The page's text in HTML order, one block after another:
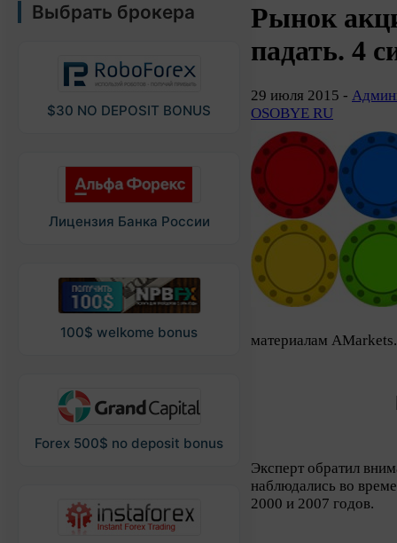
Выбрать брокера
$30 NO DEPOSIT BONUS
Лицензия Банка России
100$ welkome bonus
Forex 500$ no deposit bonus
Рынок
падать. 4
29 июля 2015 -
OSOBYE RU
материалам AMarkets.
Эксперт обратил
наблюдались во
2000 и 2007 годов.